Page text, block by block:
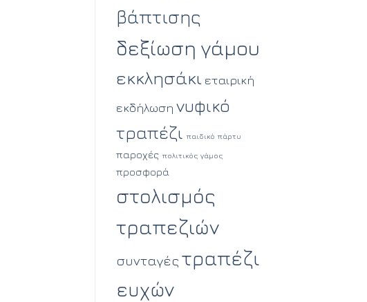
βάπτισης
δεξίωση γάμου
εκκλησάκι εταιρική
εκδήλωση νυφικό
τραπέζι παιδικό πάρτυ
παροχές πολιτικός γάμος
προσφορά
στολισμός
τραπεζιών
συνταγές τραπέζι
ευχών